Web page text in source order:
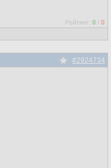
Рейтинг: 0 / 0
#2924734